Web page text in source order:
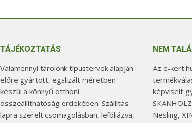
TÁJÉKOZTATÁS
Valamennyi tárolónk típustervek alapján
előre gyártott, egalizált méretben
készül a könnyű otthoni
összeállíthatóság érdekében. Szállítás
lapra szerelt csomagolásban, lefóliázva,
NEM
Az e-
képviselt
Nesling,